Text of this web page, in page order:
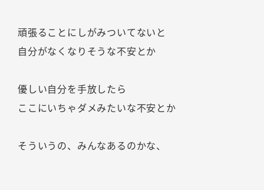
頑張ることにしがみついてないと
自分がなくなりそうな不安とか
優しい自分を手放したら
ここにいちゃダメみたいな不安とか
そういうの、みんなあるのかな、